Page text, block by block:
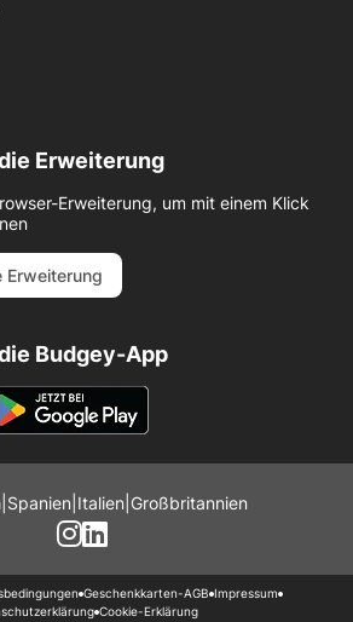
Erweiterung
Erweiterung, um mit einem Klick
Erweiterung
Budgey-App
| Spanien Italien Großbritannien
Geschenkkarten-AGB Impressum
Cookie-Erklärung